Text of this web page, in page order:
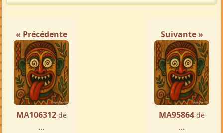
« Précédente
MA106312 de
...
Suivante »
MA95864 de
...